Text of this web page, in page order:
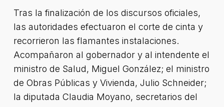
Tras la finalización de los discursos oficiales,
las autoridades efectuaron el corte de cinta y
recorrieron las flamantes instalaciones.
Acompañaron al gobernador y al intendente el
ministro de Salud, Miguel González; el ministro
de Obras Públicas y Vivienda, Julio Schneider;
la diputada Claudia Moyano, secretarios del